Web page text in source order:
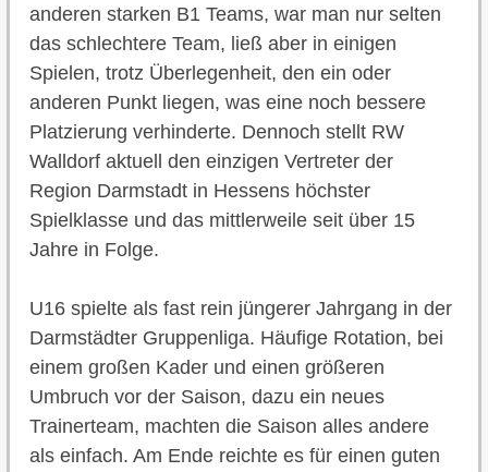
anderen starken B1 Teams, war man nur selten
das schlechtere Team, ließ aber in einigen
Spielen, trotz Überlegenheit, den ein oder
anderen Punkt liegen, was eine noch bessere
Platzierung verhinderte. Dennoch stellt RW
Walldorf aktuell den einzigen Vertreter der
Region Darmstadt in Hessens höchster
Spielklasse und das mittlerweile seit über 15
Jahre in Folge.
U16 spielte als fast rein jüngerer Jahrgang in der
Darmstädter Gruppenliga. Häufige Rotation, bei
einem großen Kader und einen größeren
Umbruch vor der Saison, dazu ein neues
Trainerteam, machten die Saison alles andere
als einfach. Am Ende reichte es für einen guten